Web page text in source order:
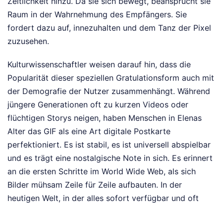
Raum in der Wahrnehmung des Empfängers. Sie
fordert dazu auf, innezuhalten und dem Tanz der Pixel
zuzusehen.
Kulturwissenschaftler weisen darauf hin, dass die
Popularität dieser speziellen Gratulationsform auch mit
der Demografie der Nutzer zusammenhängt. Während
jüngere Generationen oft zu kurzen Videos oder
flüchtigen Storys neigen, haben Menschen in Elenas
Alter das GIF als eine Art digitale Postkarte
perfektioniert. Es ist stabil, es ist universell abspielbar
und es trägt eine nostalgische Note in sich. Es erinnert
an die ersten Schritte im World Wide Web, als sich
Bilder mühsam Zeile für Zeile aufbauten. In der
heutigen Welt, in der alles sofort verfügbar und oft